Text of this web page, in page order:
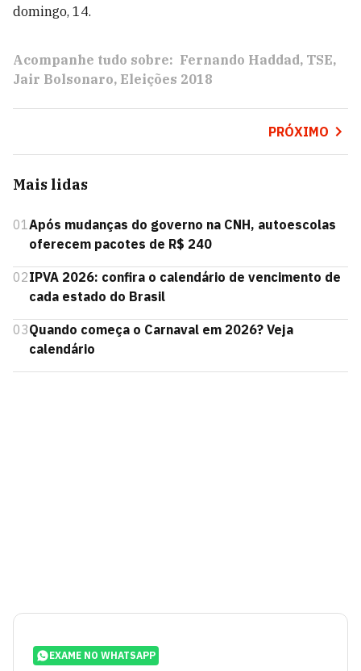
domingo, 14.
Acompanhe tudo sobre: Fernando Haddad TSE
Jair Bolsonaro Eleições 2018
PRÓXIMO
Mais lidas
01Após mudanças do governo na CNH, autoescolas
oferecem pacotes de R$ 240
02IPVA 2026: confira o calendário de vencimento de
cada estado do Brasil
03Quando começa o Carnaval em 2026? Veja
calendário
EXAME NO WHATSAPP